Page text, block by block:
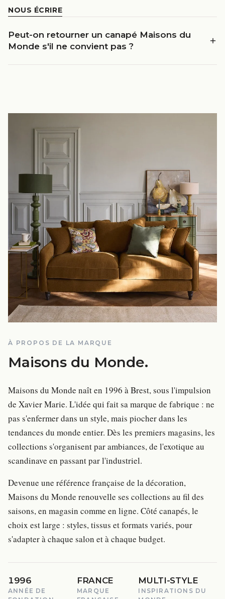
NOUS ÉCRIRE
Peut-on retourner un canapé Maisons du
Monde s'il ne convient pas ?
À PROPOS DE LA MARQUE
Maisons du Monde.
Maisons du Monde naît en 1996 à Brest, sous l'impulsion
de Xavier Marie. L'idée qui fait sa marque de fabrique : ne
pas s'enfermer dans un style, mais piocher dans les
tendances du monde entier. Dès les premiers magasins, les
collections s'organisent par ambiances, de l'exotique au
scandinave en passant par l'industriel.
Devenue une référence française de la décoration,
Maisons du Monde renouvelle ses collections au fil des
saisons, en magasin comme en ligne. Côté canapés, le
choix est large : styles, tissus et formats variés, pour
s'adapter à chaque salon et à chaque budget.
1996
ANNÉE DE
FRANCE
MARQUE
MULTI-STYLE
INSPIRATIONS DU